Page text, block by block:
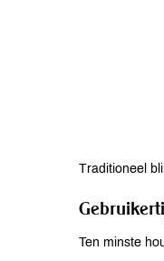
Traditioneel
Ten minste